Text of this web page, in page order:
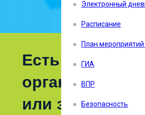
Электронный
Расписание
План
ГИА
ВПР
Безопасность
Есть
организации
или знаете,